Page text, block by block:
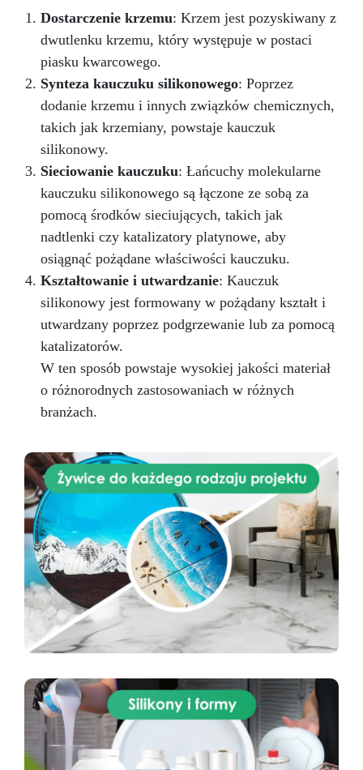
Dostarczenie krzemu: Krzem jest pozyskiwany z
dwutlenku krzemu, który występuje w postaci
piasku kwarcowego.
Synteza kauczuku silikonowego: Poprzez
dodanie krzemu i innych związków chemicznych,
takich jak krzemiany, powstaje kauczuk
silikonowy.
Sieciowanie kauczuku: Łańcuchy molekularne
kauczuku silikonowego są łączone ze sobą za
pomocą środków sieciujących, takich jak
nadtlenki czy katalizatory platynowe, aby
osiągnąć pożądane właściwości kauczuku.
Kształtowanie i utwardzanie: Kauczuk
silikonowy jest formowany w pożądany kształt i
utwardzany poprzez podgrzewanie lub za pomocą
katalizatorów.
W ten sposób powstaje wysokiej jakości materiał
o różnorodnych zastosowaniach w różnych
branżach.